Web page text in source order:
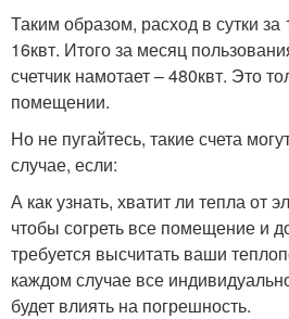
Таким образом, расход в сутки за
16квт. Итого за месяц
счетчик намотает – 480квт. Это
помещении.
Но не пугайтесь, такие счета
случае, если:
А как узнать, хватит ли тепла от
чтобы согреть все помещение и
требуется высчитать ваши
каждом случае все
будет влиять на погрешность.